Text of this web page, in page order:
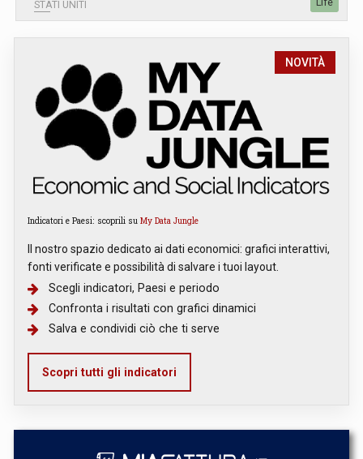
STATI UNITI
NOVITÀ
Indicatori e Paesi: scoprili su My Data Jungle
Il nostro spazio dedicato ai dati economici: grafici interattivi,
fonti verificate e possibilità di salvare i tuoi layout.
Scegli indicatori, Paesi e periodo
Confronta i risultati con grafici dinamici
Salva e condividi ciò che ti serve
Scopri tutti gli indicatori